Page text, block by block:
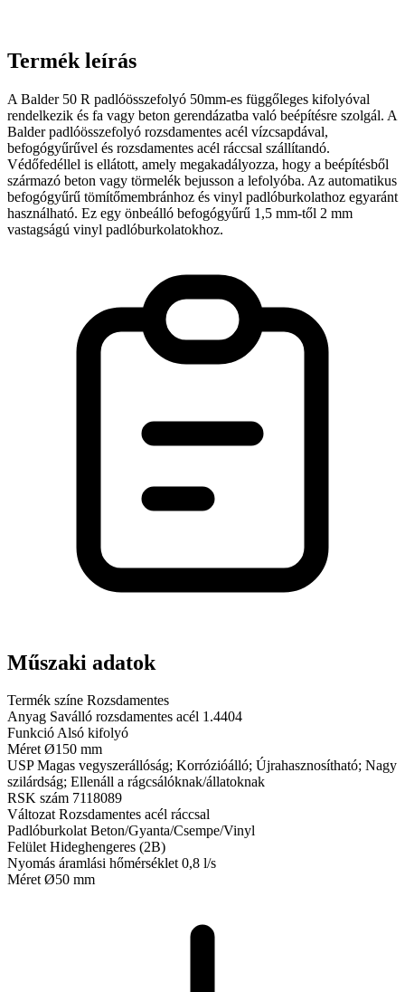
Termék leírás
A Balder 50 R padlóösszefolyó 50mm-es függőleges kifolyóval
rendelkezik és fa vagy beton gerendázatba való beépítésre szolgál. A
Balder padlóösszefolyó rozsdamentes acél vízcsapdával,
befogógyűrűvel és rozsdamentes acél ráccsal szállítandó.
Védőfedéllel is ellátott, amely megakadályozza, hogy a beépítésből
származó beton vagy törmelék bejusson a lefolyóba. Az automatikus
befogógyűrű tömítőmembránhoz és vinyl padlóburkolathoz egyaránt
használható. Ez egy önbeálló befogógyűrű 1,5 mm-től 2 mm
vastagságú vinyl padlóburkolatokhoz.
Műszaki adatok
Termék színe Rozsdamentes
Anyag Saválló rozsdamentes acél 1.4404
FunkcióAlsó kifolyó
Méret Ø150 mm
USP Magas vegyszerállóság; Korrózióálló; Újrahasznosítható; Nagy
szilárdság; Ellenáll a rágcsálóknak/állatoknak
RSK szám 7118089
Változat Rozsdamentes acél ráccsal
Padlóburkolat Beton/Gyanta/Csempe/Vinyl
Felület Hideghengeres (2B)
Nyomás áramlási hőmérséklet 0,8 l/s
Méret Ø50 mm